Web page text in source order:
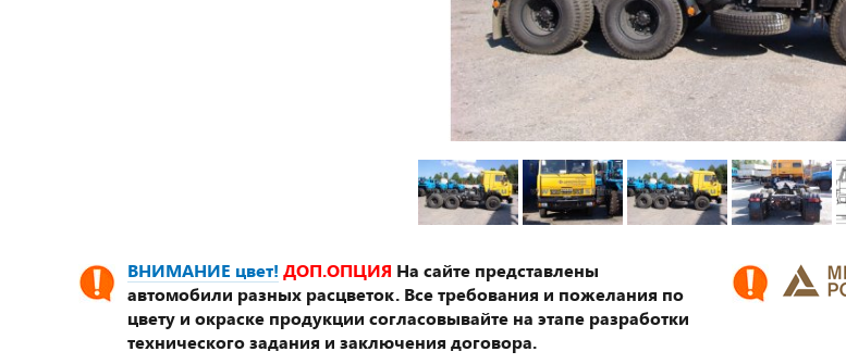
ВНИМАНИЕ цвет! ДОП.ОПЦИЯ На сайте представлены
автомобили разных расцветок. Все требования и пожелания по
цвету и окраске продукции согласовывайте на этапе разработки
технического задания и заключения договора.